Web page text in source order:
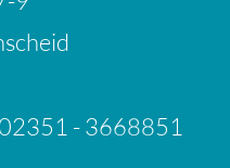
- 3668851